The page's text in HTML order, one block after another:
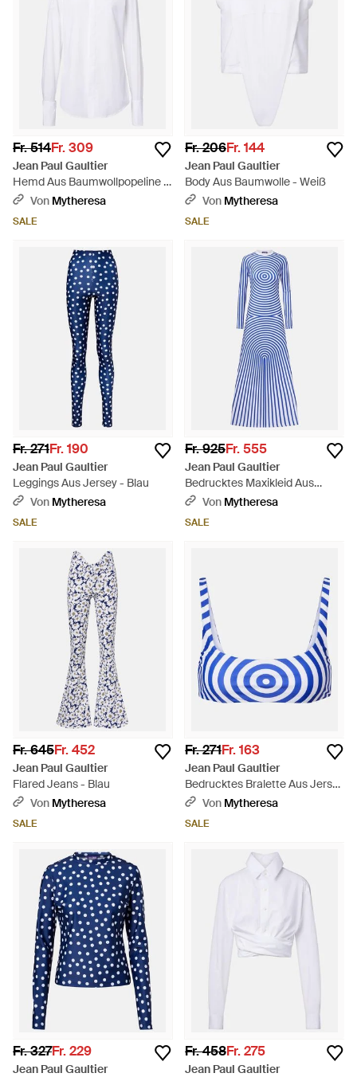
Fr. 514Fr. 309
Jean Paul Gaultier
Hemd Aus Baumwollpopeline -
WeißVon Mytheresa
SALE
Fr. 206Fr. 144
Jean Paul Gaultier
Body Aus Baumwolle - Weiß
Von Mytheresa
SALE
Fr. 271Fr. 190
Jean Paul Gaultier
Leggings Aus Jersey - Blau
Von Mytheresa
SALE
Fr. 925Fr. 555
Jean Paul Gaultier
Bedrucktes Maxikleid Aus
Jersey - Blau
Von Mytheresa
SALE
Fr. 645Fr. 452
Jean Paul Gaultier
Flared Jeans - Blau
Von Mytheresa
SALE
Fr. 271Fr. 163
Jean Paul Gaultier
Bedrucktes Bralette Aus Jersey
- Blau
Von Mytheresa
SALE
Fr. 327Fr. 229
Jean Paul Gaultier
Fr. 458Fr. 275
Jean Paul Gaultier